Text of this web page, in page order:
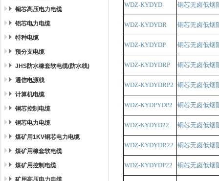
铜芯高压电力电缆
铝芯电力电缆
特种电缆
预分支电缆
JHS防水橡套软电缆(防水线)
通信电源线
计算机电缆
铜芯控制电缆
铜芯电力电缆
煤矿用1KV铜芯电力电缆
煤矿用橡套软电缆
煤矿用控制电缆
矿用高压电力电缆
WDZ-KYDYD 铜芯无卤低烟
WDZ-KYDYDR 铜芯无卤低烟
WDZ-KYDYDP 铜芯无卤低烟
WDZ-KYDYDRP 铜芯无卤低烟
WDZ-KYDYDRP2 铜芯无卤低烟
WDZ-KYDPYDP2 铜芯无卤低烟
WDZ-KYDYD22 铜芯无卤低烟
WDZ-KYDYDR22 铜芯无卤低烟
WDZ-KYDYDP22 铜芯无卤低烟